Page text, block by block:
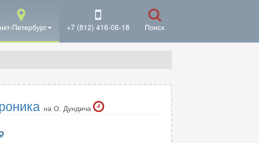
Петербург +7 (812) 416-06-18 Поиск
на О. Дундича